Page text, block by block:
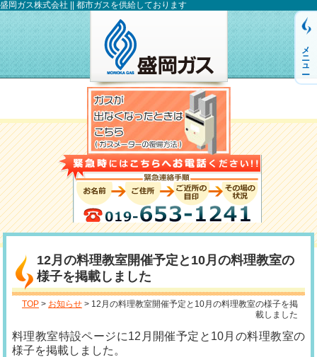
盛岡ガス株式会社 || 都市ガスを供給しております
メニュー
12月の料理教室開催予定と10月の料理教室の
様子を掲載しました
TOP > お知らせ > 12月の料理教室開催予定と10月の料理教室の様子を掲
載しました
料理教室特設ページに12月開催予定と10月の料理教室の
様子を掲載しました。